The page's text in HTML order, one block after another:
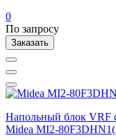
0
По запросу
Заказать
Напольный блок VRF
Midea MI2-